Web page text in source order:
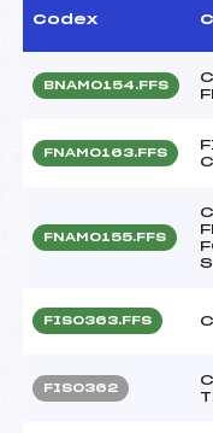
Codex
BNAM0154.FFS
FNAM0163.FFS
FNAM0155.FFS
FIS0363.FFS
FIS0362